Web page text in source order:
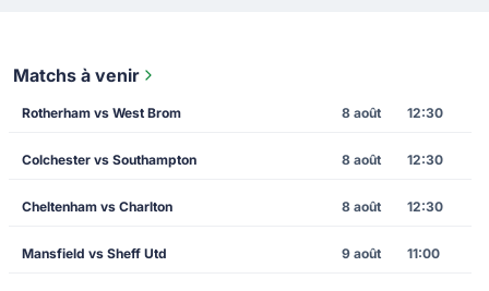
Matchs à venir
Rotherham vs West Brom 8 août 12:30
Colchester vs Southampton 8 août 12:30
Cheltenham vs Charlton 8 août 12:30
Mansfield vs Sheff Utd 9 août 11:00